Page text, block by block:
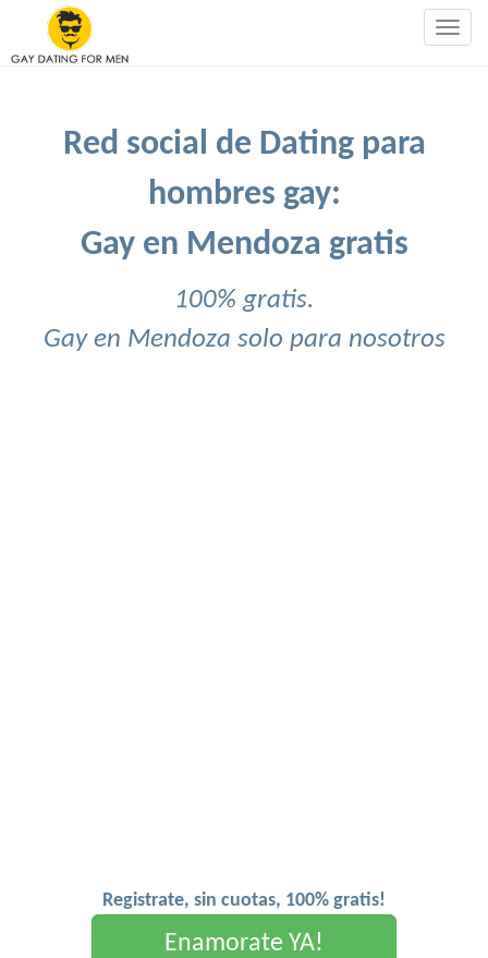
Red social de Dating para
hombres gay:
Gay en Mendoza gratis
100% gratis.
Gay en Mendoza solo para nosotros
Registrate, sin cuotas, 100% gratis!
Enamorate YA!